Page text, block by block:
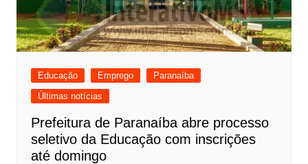
Educação Emprego
Paranaíba
Últimas notícias
Prefeitura de Paranaíba abre processo
seletivo da Educação com inscrições
até domingo